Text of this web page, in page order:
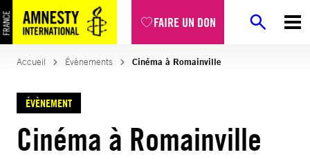
FAIRE UN DON
Accueil Évènements Cinéma à Romainville
ÉVÈNEMENT
Cinéma à Romainville